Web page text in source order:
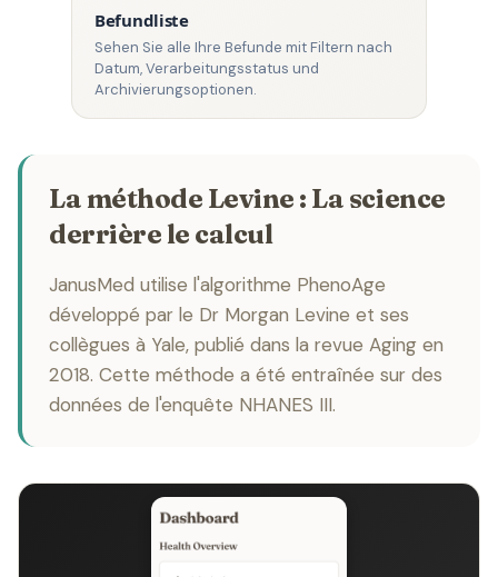
Befundliste
Sehen Sie alle Ihre Befunde mit Filtern nach
Datum, Verarbeitungsstatus und
Archivierungsoptionen.
La méthode Levine : La science
derrière le calcul
JanusMed utilise l'algorithme PhenoAge
développé par le Dr Morgan Levine et ses
collègues à Yale, publié dans la revue Aging en
2018. Cette méthode a été entraînée sur des
données de l'enquête NHANES III.